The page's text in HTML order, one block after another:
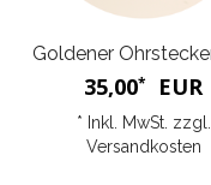
35,00* EUR
* Inkl. MwSt. zzgl.
Versandkosten